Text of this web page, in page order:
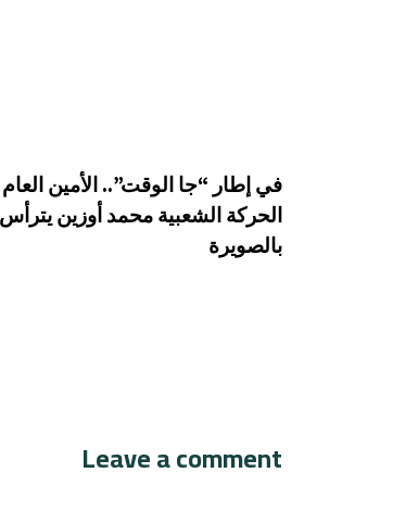
في إطار “جا الوقت”.. الأمين
الحركة الشعبية محمد أوزين يترأس
بالصويرة
Leave a comment